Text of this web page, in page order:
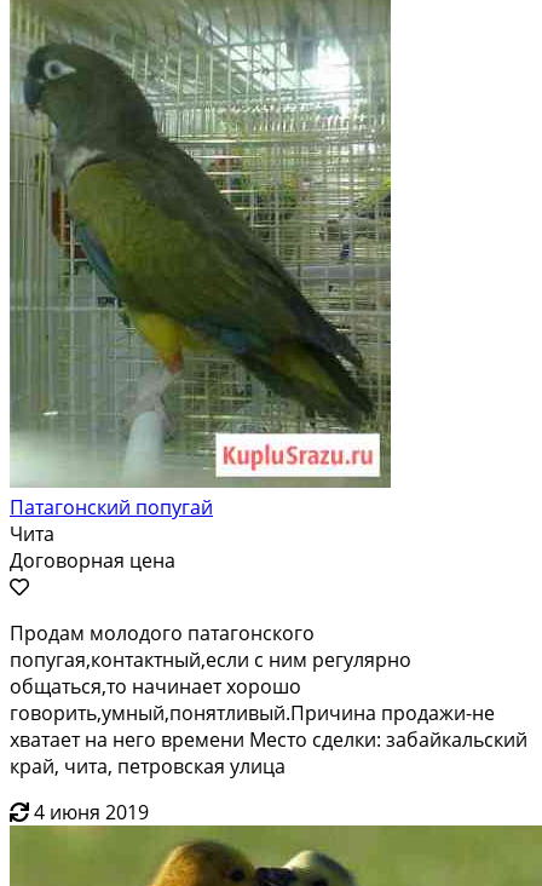
Патагонский попугай
Чита
Договорная цена
Продам молодого патагонского
попугая,контактный,если с ним регулярно
общаться,то начинает хорошо
говорить,умный,понятливый.Причина продажи-не
хватает на него времени Место сделки: забайкальский
край, чита, петровская улица
4 июня 2019